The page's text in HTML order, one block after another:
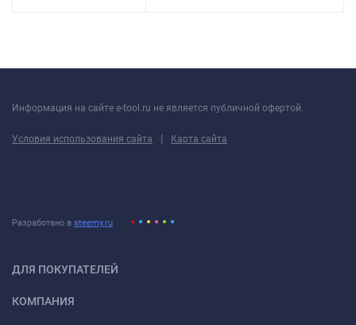
Информация на сайте e-tool.ru не является публичной офертой.
Условия использования сайта | Карта сайта
Разработано в steemy.ru
ДЛЯ ПОКУПАТЕЛЕЙ
КОМПАНИЯ